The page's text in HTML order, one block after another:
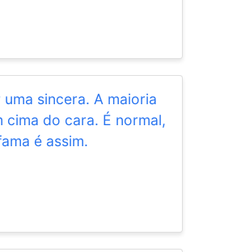
sincera. A maioria
cima do cara. É normal,
é assim.